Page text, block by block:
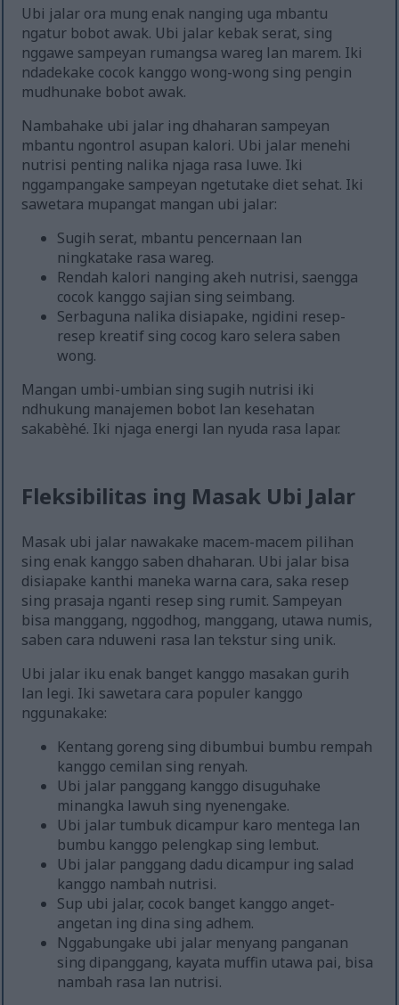
Ubi jalar ora mung enak nanging uga mbantu
ngatur bobot awak. Ubi jalar kebak serat, sing
nggawe sampeyan rumangsa wareg lan marem. Iki
ndadekake cocok kanggo wong-wong sing pengin
mudhunake bobot awak.
Nambahake ubi jalar ing dhaharan sampeyan
mbantu ngontrol asupan kalori. Ubi jalar menehi
nutrisi penting nalika njaga rasa luwe. Iki
nggampangake sampeyan ngetutake diet sehat. Iki
sawetara mupangat mangan ubi jalar:
Sugih serat, mbantu pencernaan lan
ningkatake rasa wareg.
Rendah kalori nanging akeh nutrisi, saengga
cocok kanggo sajian sing seimbang.
Serbaguna nalika disiapake, ngidini resep-
resep kreatif sing cocog karo selera saben
wong.
Mangan umbi-umbian sing sugih nutrisi iki
ndhukung manajemen bobot lan kesehatan
sakabèhé. Iki njaga energi lan nyuda rasa lapar.
Fleksibilitas ing Masak Ubi Jalar
Masak ubi jalar nawakake macem-macem pilihan
sing enak kanggo saben dhaharan. Ubi jalar bisa
disiapake kanthi maneka warna cara, saka resep
sing prasaja nganti resep sing rumit. Sampeyan
bisa manggang, nggodhog, manggang, utawa numis,
saben cara nduweni rasa lan tekstur sing unik.
Ubi jalar iku enak banget kanggo masakan gurih
lan legi. Iki sawetara cara populer kanggo
nggunakake:
Kentang goreng sing dibumbui bumbu rempah
kanggo cemilan sing renyah.
Ubi jalar panggang kanggo disuguhake
minangka lawuh sing nyenengake.
Ubi jalar tumbuk dicampur karo mentega lan
bumbu kanggo pelengkap sing lembut.
Ubi jalar panggang dadu dicampur ing salad
kanggo nambah nutrisi.
Sup ubi jalar, cocok banget kanggo anget-
angetan ing dina sing adhem.
Nggabungake ubi jalar menyang panganan
sing dipanggang, kayata muffin utawa pai, bisa
nambah rasa lan nutrisi.